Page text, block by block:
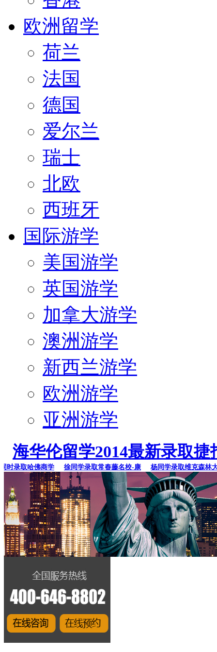
欧洲留学
荷兰
法国
德国
爱尔兰
瑞士
北欧
西班牙
国际游学
美国游学
英国游学
加拿大游学
澳洲游学
新西兰游学
欧洲游学
亚洲游学
海华伦留学2014最新录取捷
取哈佛商学 徐同学录取常春藤名校-康 杨同学录取维克森林大学